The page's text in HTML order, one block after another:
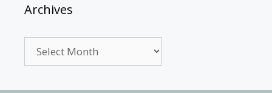
Archives